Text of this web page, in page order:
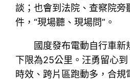
談；也會到法院、查察院旁
件，“現場聽、現場問”。
國度發布電動自行車新
下限為25公里。汪勇留心
時效、跨片區跑動多，合規